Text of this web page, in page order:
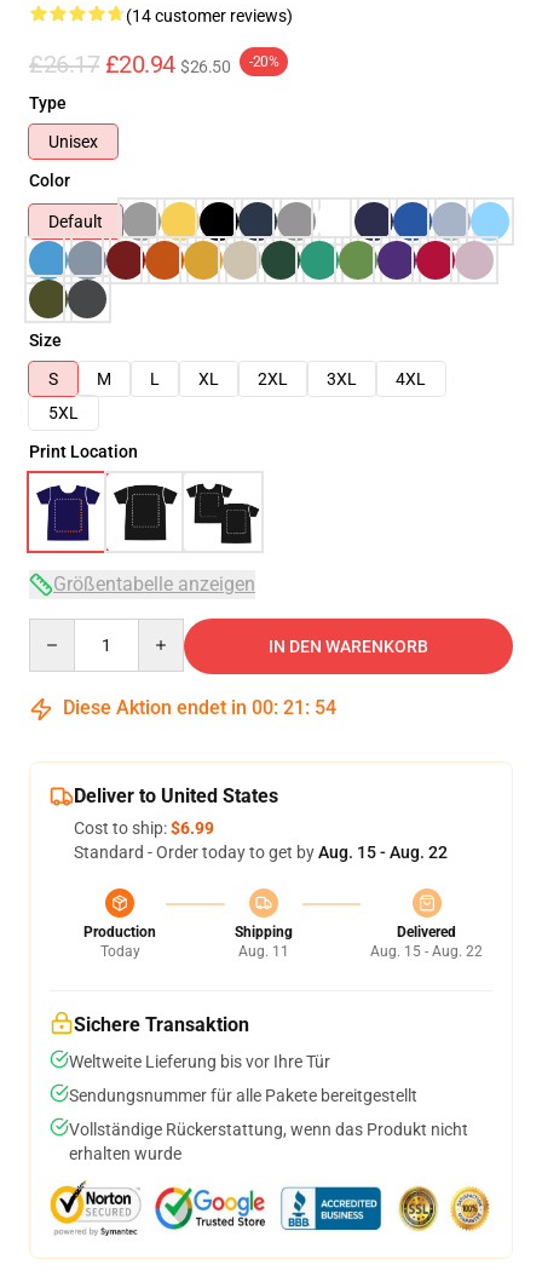
(14 customer reviews)
£26.17 £20.94 $26.50 -20%
Type
Unisex
Color
Default
Size
S
M L XL 2XL 3XL
4XL
5XL
Print Location
Größentabelle anzeigen
IN DEN WARENKORB
Diese Aktion endet in 00: 21 : 53
Deliver to United States
Cost to ship:$6.99
Standard - Order today to get byAug. 15 - Aug. 22
Production
Today
Shipping
Aug. 11
Delivered
Aug. 15 - Aug. 22
Sichere Transaktion
Weltweite Lieferung bis vor Ihre Tür
Sendungsnummer für alle Pakete bereitgestellt
Vollständige Rückerstattung, wenn das Produkt nicht
erhalten wurde